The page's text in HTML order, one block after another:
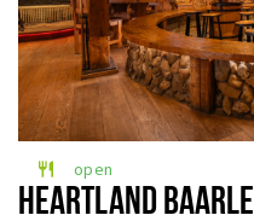
restaurant open
HEARTLAND BAARLE